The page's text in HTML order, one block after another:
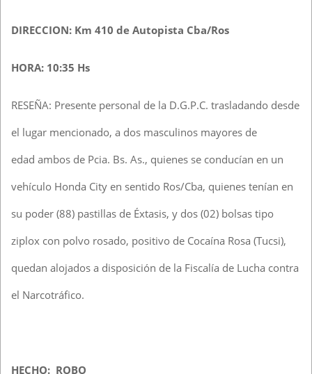
DIRECCION: Km 410 de Autopista Cba/Ros
HORA: 10:35 Hs
RESEÑA: Presente personal de la D.G.P.C. trasladando desde
el lugar mencionado, a dos masculinos mayores de
edad ambos de Pcia. Bs. As., quienes se conducían en un
vehículo Honda City en sentido Ros/Cba, quienes tenían en
su poder (88) pastillas de Éxtasis, y dos (02) bolsas tipo
ziplox con polvo rosado, positivo de Cocaína Rosa (Tucsi),
quedan alojados a disposición de la Fiscalía de Lucha contra
el Narcotráfico.
HECHO: ROBO